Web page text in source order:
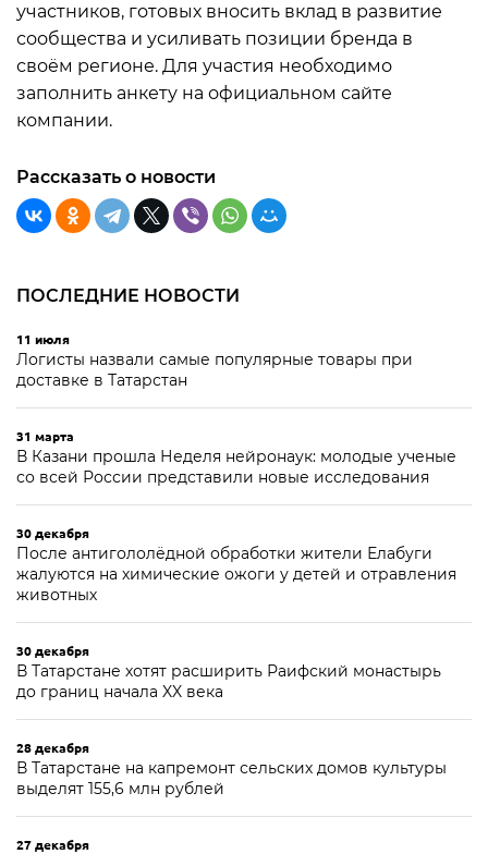
участников, готовых вносить вклад в развитие
сообщества и усиливать позиции бренда в
своём регионе. Для участия необходимо
заполнить анкету на официальном сайте
компании.
Рассказать о новости
ПОСЛЕДНИЕ НОВОСТИ
11 июля
Логисты назвали самые популярные товары при
доставке в Татарстан
31 марта
В Казани прошла Неделя нейронаук: молодые ученые
со всей России представили новые исследования
30 декабря
После антигололёдной обработки жители Елабуги
жалуются на химические ожоги у детей и отравления
животных
30 декабря
В Татарстане хотят расширить Раифский монастырь
до границ начала XX века
28 декабря
В Татарстане на капремонт сельских домов культуры
выделят 155,6 млн рублей
27 декабря